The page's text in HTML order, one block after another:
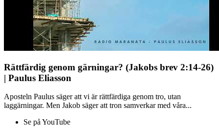
Rättfärdig genom gärningar? (Jakobs brev 2:14-26)
| Paulus Eliasson
Aposteln Paulus säger att vi är rättfärdiga genom tro, utan
laggärningar. Men Jakob säger att tron samverkar med våra...
Se på YouTube